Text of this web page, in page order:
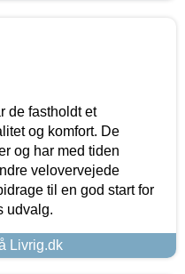
de fastholdt et
og komfort. De
og har med tiden
velovervejede
til en god start for
udvalg.
Livrig.dk